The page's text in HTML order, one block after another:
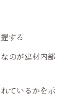
する
のが建材内部
ているかを示